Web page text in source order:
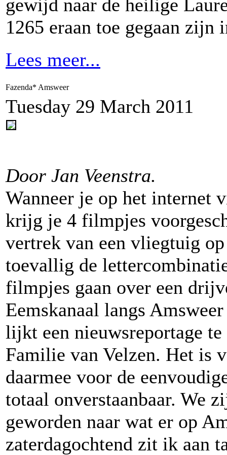
gewijd naar de heilige
1265 eraan toe gegaan zijn
Lees meer...
Fazenda* Amsweer
Tuesday 29 March 2011
Door Jan Veenstra.
Wanneer je op het internet
krijg je 4 filmpjes
vertrek van een vliegtuig
toevallig de
filmpjes gaan over een
Eemskanaal langs
lijkt een nieuwsreportage
Familie van Velzen. Het is
daarmee voor de
totaal onverstaanbaar. We
geworden naar wat er op
zaterdagochtend zit ik aan